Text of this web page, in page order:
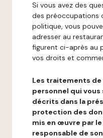
Si vous avez des
des préoccupations
politique, vous
adresser au
figurent ci-après au
vos droits et
Les traitements de
personnel qui
décrits dans la
protection des
mis en œuvre par
responsable de